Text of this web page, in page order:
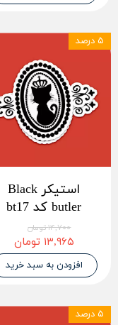
استیکر Black
butler کد bt17
۱۴,۷۰۰ تومان
۱۳,۹۶۵ تومان
افزودن به سبد خرید
۵ درصد
۵ درصد